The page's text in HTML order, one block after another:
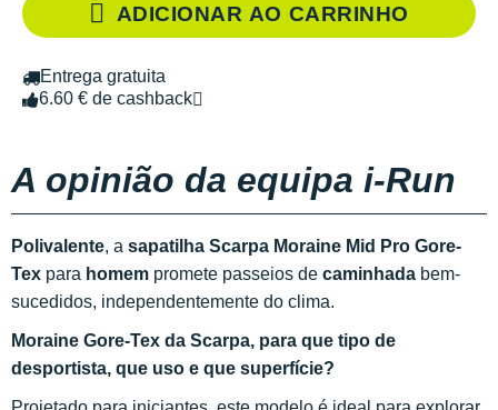
ADICIONAR AO CARRINHO
Entrega gratuita
6.60 € de cashback
A opinião da equipa i-Run
Polivalente, a sapatilha Scarpa Moraine Mid Pro Gore-
Tex para homem promete passeios de caminhada bem-
sucedidos, independentemente do clima.
Moraine Gore-Tex da Scarpa, para que tipo de
desportista, que uso e que superfície?